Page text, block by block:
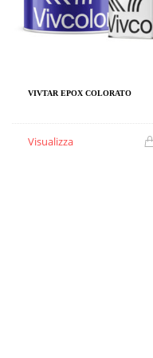
VIVTAR EPOX COLORATO
Visualizza